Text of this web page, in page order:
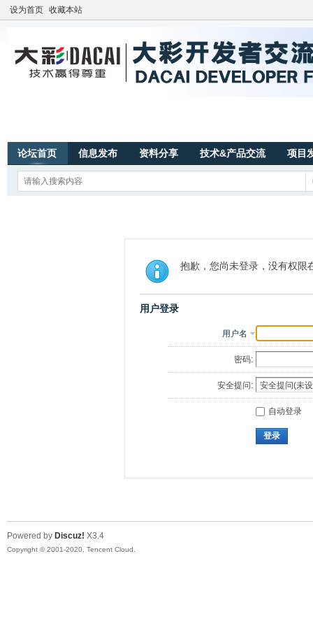
设为首页 收藏本站
论坛首页 信息发布 资料分享 技术&产品交流 项目
抱歉，您尚未登录，没有权限
用户登录
用户名
密码:
安全提问:
自动登录
登录
Powered by Discuz! X3.4
Copyright © 2001-2020, Tencent Cloud.